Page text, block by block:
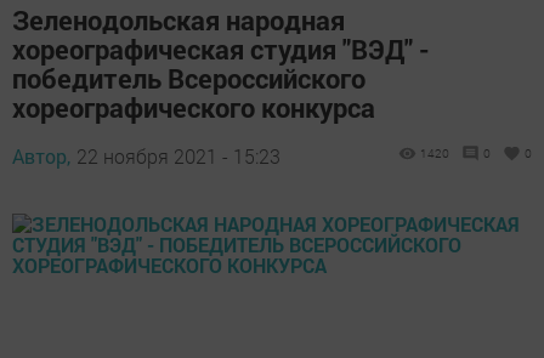
Зеленодольская народная
хореографическая студия "ВЭД" -
победитель Всероссийского
хореографического конкурса
Автор, 22 ноября 2021 - 15:23 1420 0 0